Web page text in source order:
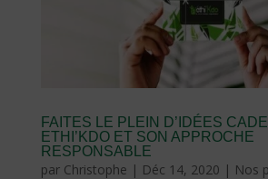
FAITES LE PLEIN D’IDÉES
ETHI’KDO ET SON APPROCHE
RESPONSABLE
par Christophe | Déc 14, 2020 | Nos